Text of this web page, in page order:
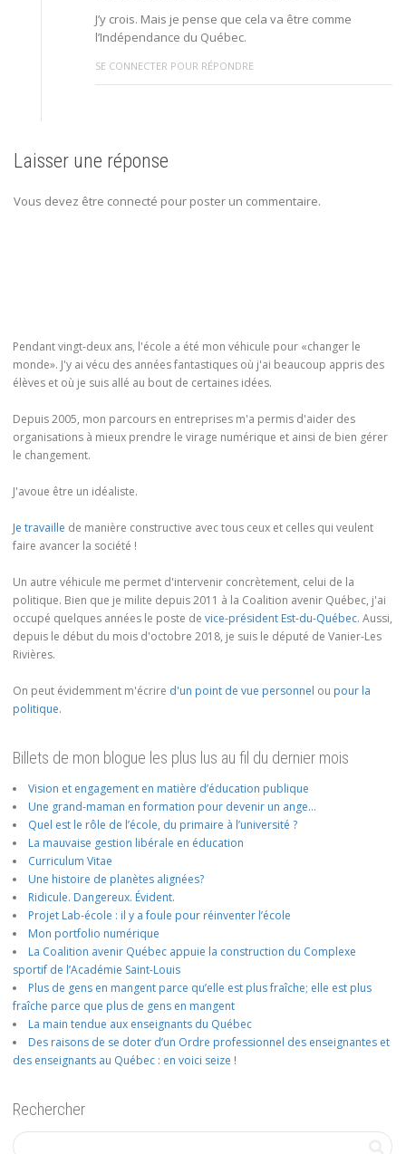
J’y crois. Mais je pense que cela va être comme
l’Indépendance du Québec.
SE CONNECTER POUR RÉPONDRE
Laisser une réponse
Vous devez être connecté pour poster un commentaire.
Pendant vingt-deux ans, l'école a été mon véhicule pour «changer le
monde». J'y ai vécu des années fantastiques où j'ai beaucoup appris des
élèves et où je suis allé au bout de certaines idées.
Depuis 2005, mon parcours en entreprises m'a permis d'aider des
organisations à mieux prendre le virage numérique et ainsi de bien gérer
le changement.
J'avoue être un idéaliste.
Je travaille de manière constructive avec tous ceux et celles qui veulent
faire avancer la société !
Un autre véhicule me permet d'intervenir concrètement, celui de la
politique. Bien que je milite depuis 2011 à la Coalition avenir Québec, j'ai
occupé quelques années le poste de vice-président Est-du-Québec. Aussi,
depuis le début du mois d'octobre 2018, je suis le député de Vanier-Les
Rivières.
On peut évidemment m'écrire d'un point de vue personnel ou pour la
politique.
Billets de mon blogue les plus lus au fil du dernier mois
Vision et engagement en matière d’éducation publique
Une grand-maman en formation pour devenir un ange…
Quel est le rôle de l’école, du primaire à l’université ?
La mauvaise gestion libérale en éducation
Curriculum Vitae
Une histoire de planètes alignées?
Ridicule. Dangereux. Évident.
Projet Lab-école : il y a foule pour réinventer l’école
Mon portfolio numérique
La Coalition avenir Québec appuie la construction du Complexe
sportif de l’Académie Saint-Louis
Plus de gens en mangent parce qu’elle est plus fraîche; elle est plus
fraîche parce que plus de gens en mangent
La main tendue aux enseignants du Québec
Des raisons de se doter d’un Ordre professionnel des enseignantes et
des enseignants au Québec : en voici seize !
Rechercher